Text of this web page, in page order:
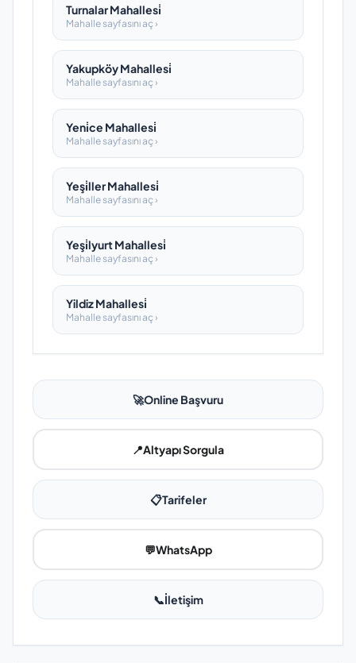
Turnalar Mahallesi̇
Mahalle sayfasını aç ›
Yakupköy Mahallesi̇
Mahalle sayfasını aç ›
Yeni̇ce Mahallesi̇
Mahalle sayfasını aç ›
Yeşi̇ller Mahallesi̇
Mahalle sayfasını aç ›
Yeşi̇lyurt Mahallesi̇
Mahalle sayfasını aç ›
Yildiz Mahallesi̇
Mahalle sayfasını aç ›
🚀Online Başvuru
📍Altyapı Sorgula
📋Tarifeler
💬WhatsApp
📞İletişim